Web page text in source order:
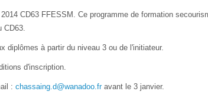
CD63 FFESSM. Ce programme de formation
CD63.
diplômes à partir du niveau 3 ou de l'initiateur.
d'inscription.
: chassaing.d@wanadoo.fravant le 3 janvier.